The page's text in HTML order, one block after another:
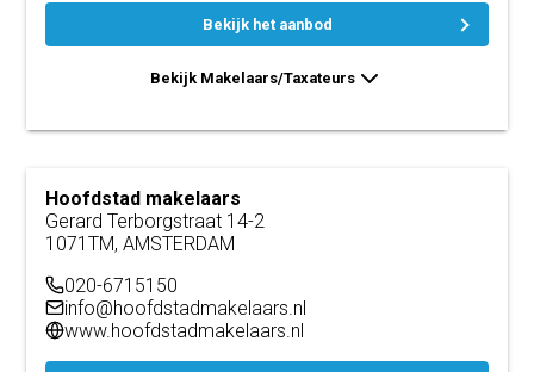
Bekijk het aanbod
Bekijk Makelaars/Taxateurs
Hoofdstad makelaars
Gerard Terborgstraat 14-2
1071TM, AMSTERDAM
020-6715150
info@hoofdstadmakelaars.nl
www.hoofdstadmakelaars.nl